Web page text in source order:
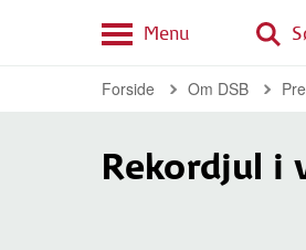
Menu
Forside Om DSB
Rekordjul i